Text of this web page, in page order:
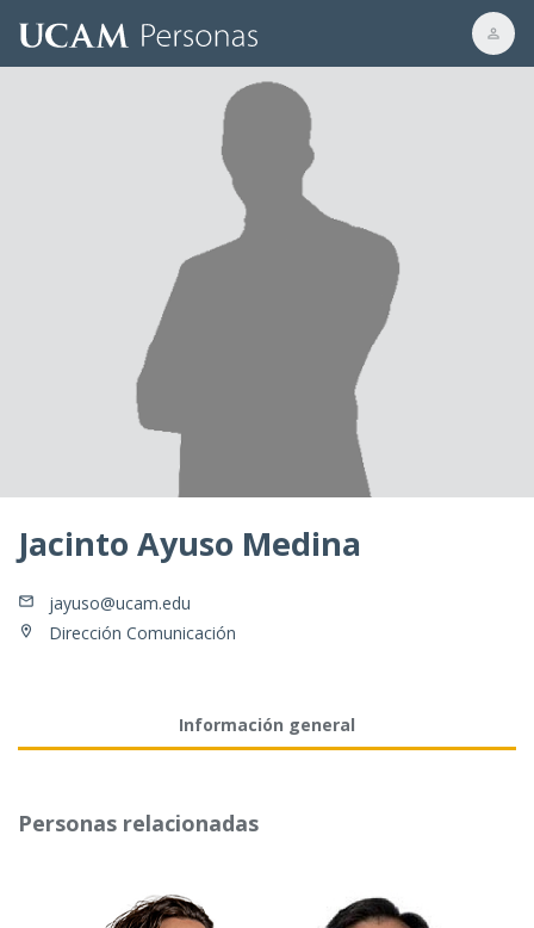
Jacinto Ayuso Medina
jayuso@ucam.edu
Dirección Comunicación
Información general
Personas relacionadas